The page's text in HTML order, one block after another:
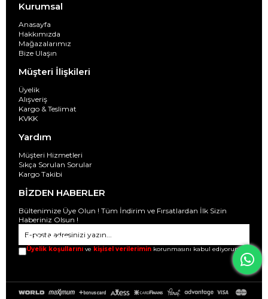
Kurumsal
Anasayfa
Hakkımızda
Mağazalarımız
Bize Ulaşın
Müşteri İlişkileri
Üyelik
Alışveriş
Kargo & Teslimat
KVKK
Yardım
Müşteri Hizmetleri
Sıkça Sorulan Sorular
Kargo Takibi
BİZDEN HABERLER
Bültenimize Üye Olun ! Tüm İndirim ve Fırsatlardan İlk Sizin
Haberiniz Olsun !
GÖNDER
Üyelik koşullarını ve kişisel verilerimin korunmasını kabul ediyorum.